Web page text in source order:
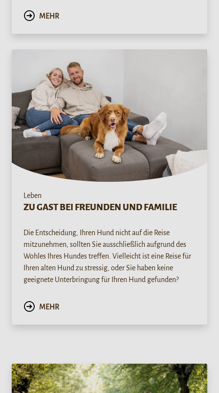
MEHR
Leben
ZU GAST BEI FREUNDEN UND FAMILIE
Die Entscheidung, Ihren Hund nicht auf die Reise
mitzunehmen, sollten Sie ausschließlich aufgrund des
Wohles Ihres Hundes treffen. Vielleicht ist eine Reise für
Ihren alten Hund zu stressig, oder Sie haben keine
geeignete Unterbringung für Ihren Hund gefunden?
MEHR